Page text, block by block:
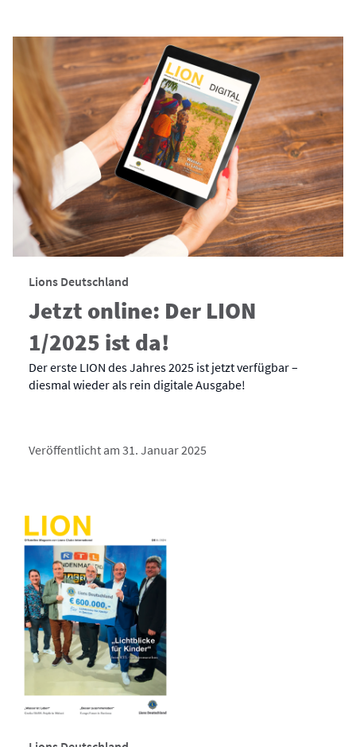
Lions Deutschland
Jetzt online: Der LION
1/2025 ist da!
Der erste LION des Jahres 2025 ist jetzt verfügbar –
diesmal wieder als rein digitale Ausgabe!
Veröffentlicht am 31. Januar 2025